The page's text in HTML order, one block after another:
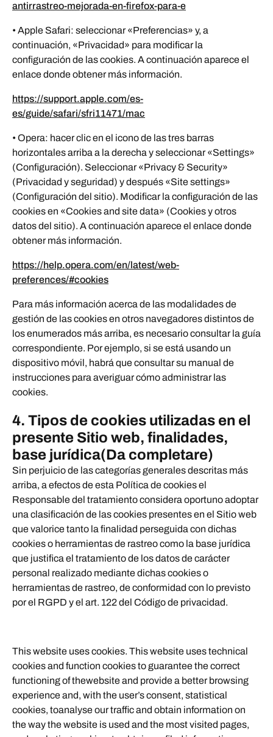
antirrastreo-mejorada-en-firefox-para-e
• Apple Safari: seleccionar «Preferencias» y, a
continuación, «Privacidad» para modificar la
configuración de las cookies. A continuación aparece el
enlace donde obtener más información.
https://support.apple.com/es-
es/guide/safari/sfri11471/mac
• Opera: hacer clic en el icono de las tres barras
horizontales arriba a la derecha y seleccionar «Settings»
(Configuración). Seleccionar «Privacy & Security»
(Privacidad y seguridad) y después «Site settings»
(Configuración del sitio). Modificar la configuración de las
cookies en «Cookies and site data» (Cookies y otros
datos del sitio). A continuación aparece el enlace donde
obtener más información.
https://help.opera.com/en/latest/web-
preferences/#cookies
Para más información acerca de las modalidades de
gestión de las cookies en otros navegadores distintos de
los enumerados más arriba, es necesario consultar la guía
correspondiente. Por ejemplo, si se está usando un
dispositivo móvil, habrá que consultar su manual de
instrucciones para averiguar cómo administrar las
cookies.
4. Tipos de cookies utilizadas en el
presente Sitio web, finalidades,
base jurídica(Da completare)
Sin perjuicio de las categorías generales descritas más
arriba, a efectos de esta Política de cookies el
Responsable del tratamiento considera oportuno adoptar
una clasificación de las cookies presentes en el Sitio web
que valorice tanto la finalidad perseguida con dichas
cookies o herramientas de rastreo como la base jurídica
que justifica el tratamiento de los datos de carácter
personal realizado mediante dichas cookies o
herramientas de rastreo, de conformidad con lo previsto
por el RGPD y el art. 122 del Código de privacidad.
This website uses cookies. This website uses technical
cookies and function cookies to guarantee the correct
functioning of thewebsite and provide a better browsing
experience and, with the user’s consent, statistical
cookies, toanalyse our traffic and obtain information on
the way the website is used and the most visited pages,